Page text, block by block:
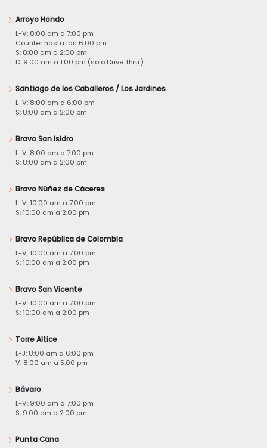
Arroyo Hondo
L-V: 8:00 am a 7:00 pm
Counter hasta las 6:00 pm
S: 8:00 am a 2:00 pm
D: 9:00 am a 1:00 pm (solo Drive Thru.)
Santiago de los Caballeros / Los Jardines
L-V: 8:00 am a 6:00 pm
S: 8:00 am a 2:00 pm
Bravo San Isidro
L-V: 8:00 am a 7:00 pm
S: 8:00 am a 2:00 pm
Bravo Núñez de Cáceres
L-V: 10:00 am a 7:00 pm
S: 10:00 am a 2:00 pm
Bravo República de Colombia
L-V: 10:00 am a 7:00 pm
S: 10:00 am a 2:00 pm
Bravo San Vicente
L-V: 10:00 am a 7:00 pm
S: 10:00 am a 2:00 pm
Torre Altice
L-J: 8:00 am a 6:00 pm
V: 8:00 am a 5:00 pm
Bávaro
L-V: 9:00 am a 7:00 pm
S: 9:00 am a 2:00 pm
Punta Cana